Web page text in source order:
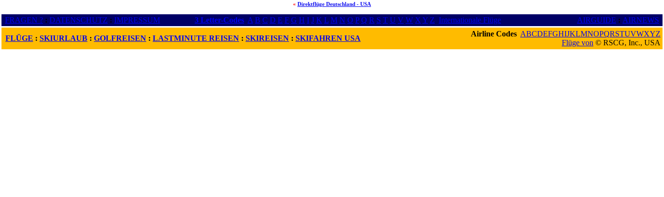
« Direktflüge Deutschland - USA
FRAGEN ? : DATENSCHUTZ : IMPRESSUM 3 Letter-Codes A B C D E F G H I J K L M N O P Q R S T U V W X Y Z Internationale Flüge AIRGUIDE : AIRNEWS
FLÜGE : SKIURLAUB : GOLFREISEN : LASTMINUTE REISEN : SKIREISEN : SKIFAHREN USA
Airline Codes ABCDEFGHIJKLMNOPQRSTUVWXYZ
Flüge von © RSCG, Inc., USA